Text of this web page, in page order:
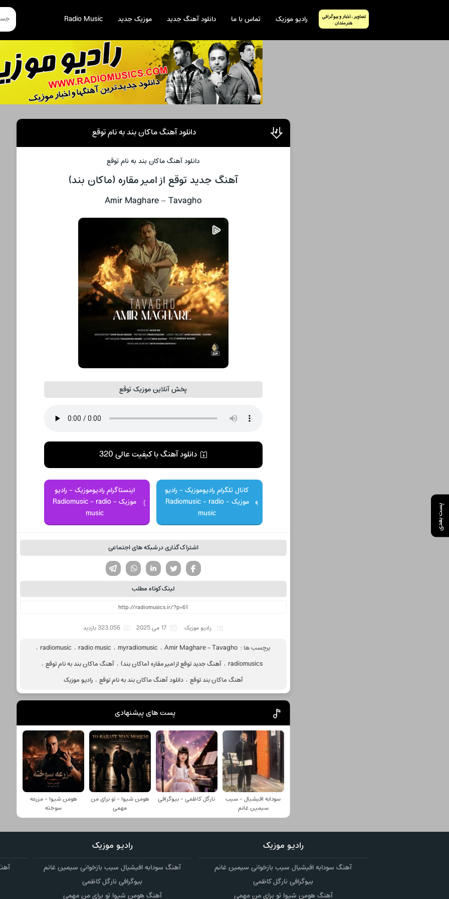
رادیو موزیک تماس با ما دانلود آهنگ جدید موزیک جدید Radio Music
پست بعدی
دانلود آهنگ ماکان بند به نام توقع
دانلود آهنگ ماکان بند به نام توقع
آهنگ جدید توقع از امیر مقاره (ماکان بند)
Amir Maghare – Tavagho
پخش آنلاین موزیک توقع
دانلود آهنگ با کیفیت عالی 320
کانال تلگرام رادیوموزیک - رادیو
موزیک - Radiomusic - radio
music
اینستاگرام رادیوموزیک - رادیو
موزیک - Radiomusic - radio
music
اشتراک گذاری در شبکه های اجتماعی
لینکدین تویتر
فیسوک
لینک کوتاه مطلب
رادیو موزیک 17 می 2025 323,056 بازدید
برچسب ها : Amir Maghare - Tavagho ، myradiomusic ، radio music ، radiomusic ،
radiomusics ، آهنگ جدید توقع از امیر مقاره (ماکان بند) ، آهنگ ماکان بند به نام توقع ،
آهنگ ماکان بند توقع ، دانلود آهنگ ماکان بند به نام توقع ، رادیو موزیک
پست های پیشنهادی
سودابه افیشیال - سیب
سیمین غانم
نارگل کاظمی - بیوگرافی
هومن شیوا - تو برای من
مهمی
هومن شیوا - مزرعه
سوخته
رادیو موزیک
آهنگ سودابه افیشیال سیب بازخوانی سیمین غانم
بیوگرافی نارگل کاظمی
آهنگ هومن شیوا تو برای من مهمی
رادیو موزیک
آهنگ سودابه افیشیال سیب بازخوانی سیمین غانم
بیوگرافی نارگل کاظمی
آهنگ هومن شیوا تو برای من مهمی